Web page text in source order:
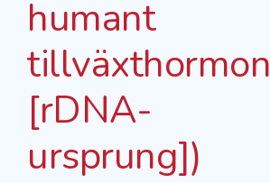
humant
tillväxthormon
[rDNA-
ursprung])